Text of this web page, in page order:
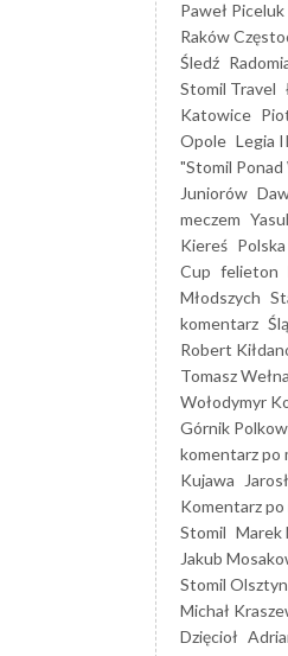
Paweł Piceluk
Raków
Śledź
Stomil Travel
Katowice
Opole Legia
"Stomil
Juniorów
meczem
Kiereś
Cup felieton
Młodszych
komentarz
Robert
Tomasz Wełna
Wołodymyr
Górnik
komentarz po
Kujawa
Komentarz po
Stomil Marek
Jakub
Stomil
Michał
Dzięcioł